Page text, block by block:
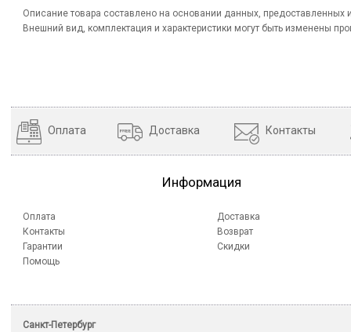
Описание товара составлено на основании данных, предоставленных
Внешний вид, комплектация и характеристики могут быть изменены
Оплата Доставка Контакты
Информация
Оплата
Контакты
Гарантии
Помощь
Доставка
Возврат
Скидки
Санкт-Петербург